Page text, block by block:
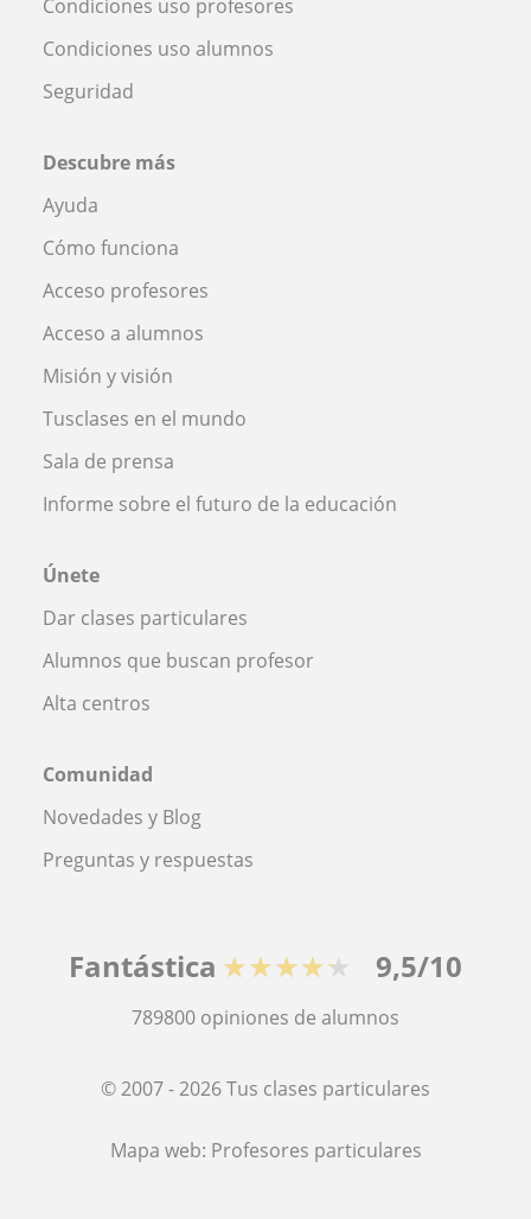
Condiciones uso profesores
Condiciones uso alumnos
Seguridad
Descubre más
Ayuda
Cómo funciona
Acceso profesores
Acceso a alumnos
Misión y visión
Tusclases en el mundo
Sala de prensa
Informe sobre el futuro de la educación
Únete
Dar clases particulares
Alumnos que buscan profesor
Alta centros
Comunidad
Novedades y Blog
Preguntas y respuestas
Fantástica ★★★★★ 9,5/10
789800 opiniones de alumnos
© 2007 - 2026 Tus clases particulares
Mapa web: Profesores particulares